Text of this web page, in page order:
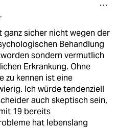
ganz sicher nicht wegen der
Behandlung
sondern vermutlich
Erkrankung. Ohne
zu kennen ist eine
Ich würde tendenziell
auch skeptisch sein,
19 bereits
hat lebenslang